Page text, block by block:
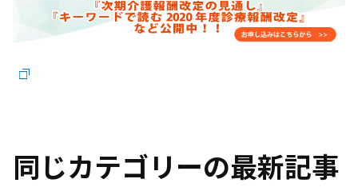
同じカテゴリーの最新記事